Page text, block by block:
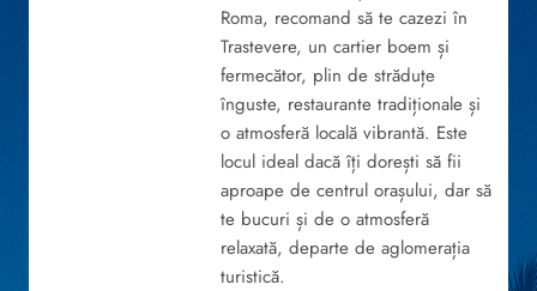
Roma, recomand să te cazezi în
Trastevere, un cartier boem și
fermecător, plin de străduțe
înguste, restaurante tradiționale și
o atmosferă locală vibrantă. Este
locul ideal dacă îți dorești să fii
aproape de centrul orașului, dar să
te bucuri și de o atmosferă
relaxată, departe de aglomerația
turistică.